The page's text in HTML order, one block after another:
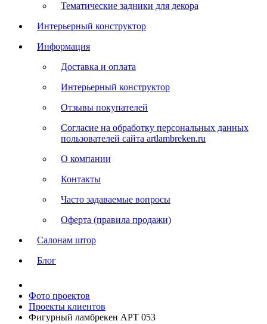
Тематические задники для декора
Интерьерный конструктор
Информация
Доставка и оплата
Интерьерный конструктор
Отзывы покупателей
Согласие на обработку персональных данных
пользователей сайта artlambreken.ru
О компании
Контакты
Часто задаваемые вопросы
Оферта (правила продажи)
Салонам штор
Блог
Фото проектов
Проекты клиентов
Фигурный ламбрекен АРТ 053